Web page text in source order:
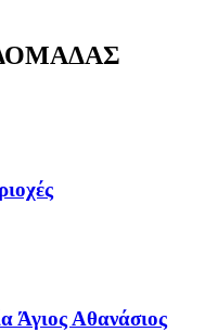
Άγιος Αθανάσιος